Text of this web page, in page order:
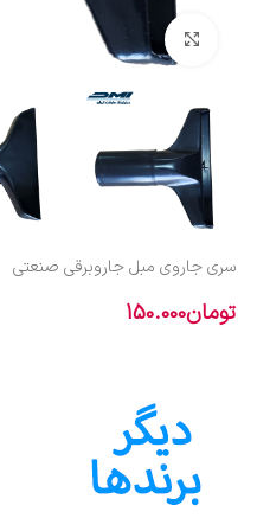
بزرگنمایی تصویر
سری جاروی مبل جاروبرقی صنعتی
تومان150.000